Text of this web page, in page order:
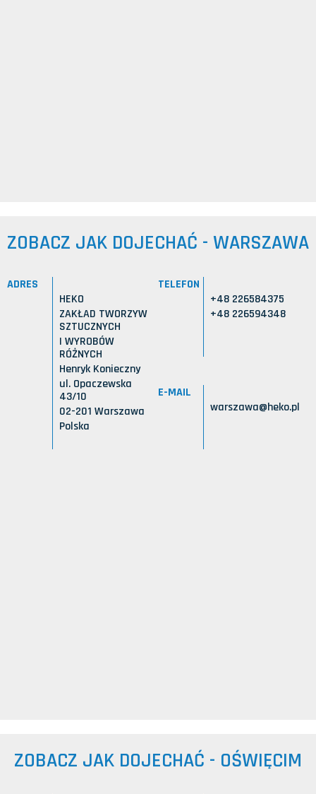
ZOBACZ JAK DOJECHAĆ - WARSZAWA
ADRES
HEKO
ZAKŁAD TWORZYW
SZTUCZNYCH
I WYROBÓW
RÓŻNYCH
Henryk Konieczny
ul. Opaczewska
43/10
02-201 Warszawa
Polska
TELEFON
+48 226584375
+48 226594348
E-MAIL
warszawa@heko.pl
ZOBACZ JAK DOJECHAĆ - OŚWIĘCIM